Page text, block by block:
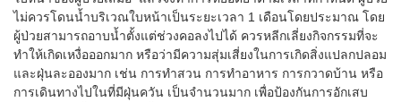
ไม่ควรโดนน้ำบริเวณใบหน้าเป็นระยะเวลา 1 เดือนโดยประมาณ โดย
ผู้ป่วยสามารถอาบน้ำตั้งแต่ช่วงคอลงไปได้ ควรหลีกเลี่ยงกิจกรรมที่จะ
ทำให้เกิดเหงื่อออกมาก หรือว่ามีความสุ่มเสี่ยงในการเกิดสิ่งแปลกปลอม
และฝุ่นละอองมาก เช่น การทำสวน การทำอาหาร การกวาดบ้าน หรือ
การเดินทางไปในที่มีฝุ่นควัน เป็นจำนวนมาก เพื่อป้องกันการอักเสบ